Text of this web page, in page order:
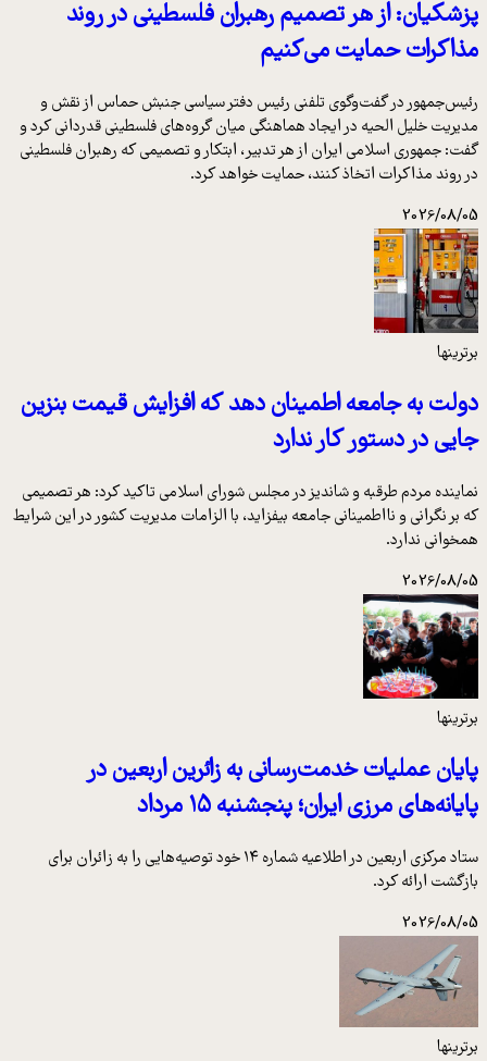
پزشکیان: از هر تصمیم رهبران فلسطینی در روند
مذاکرات حمایت می‌کنیم
رئیس‌جمهور در گفت‌وگوی تلفنی رئیس دفتر سیاسی جنبش حماس از نقش و
مدیریت خلیل الحیه در ایجاد هماهنگی میان گروه‌های فلسطینی قدردانی کرد و
گفت: جمهوری اسلامی ایران از هر تدبیر، ابتکار و تصمیمی که رهبران فلسطینی
در روند مذاکرات اتخاذ کنند، حمایت خواهد کرد.
2026/08/05
برترینها
دولت به جامعه اطمینان دهد که افزایش قیمت بنزین
جایی در دستور کار ندارد
نماینده مردم طرقبه و شاندیز در مجلس شورای اسلامی تاکید کرد: هر تصمیمی
که بر نگرانی و نااطمینانی جامعه بیفزاید، با الزامات مدیریت کشور در این شرایط
همخوانی ندارد.
2026/08/05
برترینها
پایان عملیات خدمت‌رسانی به زائرین اربعین در
پایانه‌های مرزی ایران؛ پنجشنبه ۱۵ مرداد
ستاد مرکزی اربعین در اطلاعیه شماره ۱۴ خود توصیه‌هایی را به زائران برای
بازگشت ارائه کرد.
2026/08/05
برترینها